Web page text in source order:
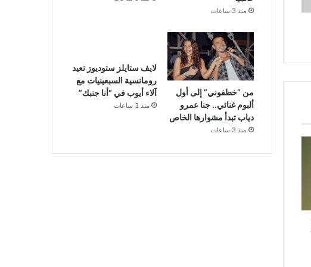
منذ 3 ساعات
من “خطفوني” إلى أول
ألبوم غنائي.. جنا عمرو
دياب تبدأ مشوارها الخاص
منذ 3 ساعات
لايف ستايلز ستوديوز تعيد
رومانسية السبعينيات مع
آلاء أيوب في “أنا جنبك”
منذ 3 ساعات